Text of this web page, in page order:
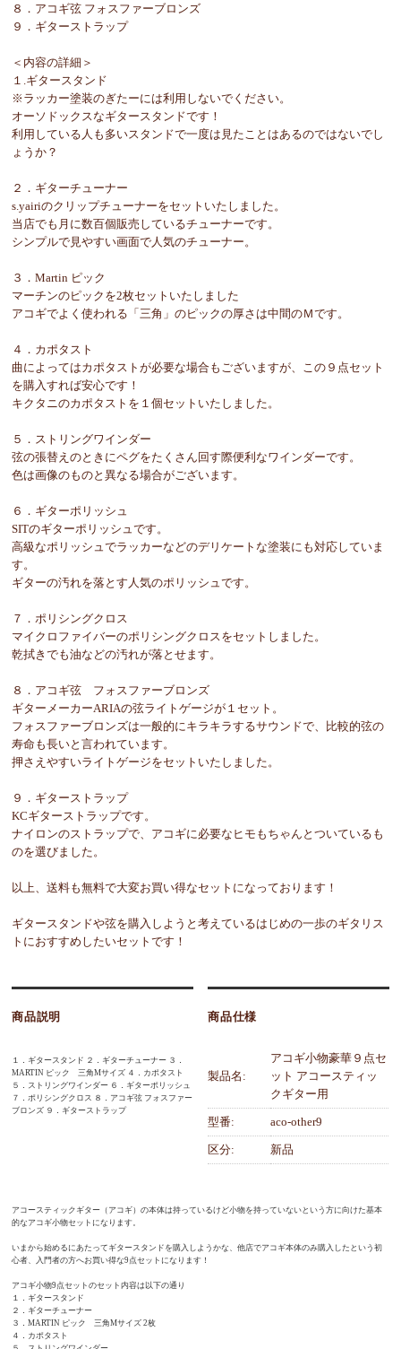
８．アコギ弦 フォスファーブロンズ
９．ギターストラップ
＜内容の詳細＞
１.ギタースタンド
※ラッカー塗装のぎたーには利用しないでください。
オーソドックスなギタースタンドです！
利用している人も多いスタンドで一度は見たことはあるのではないでし
ょうか？
２．ギターチューナー
s.yairiのクリップチューナーをセットいたしました。
当店でも月に数百個販売しているチューナーです。
シンプルで見やすい画面で人気のチューナー。
３．Martin ピック
マーチンのピックを2枚セットいたしました
アコギでよく使われる「三角」のピックの厚さは中間のＭです。
４．カポタスト
曲によってはカポタストが必要な場合もございますが、この９点セット
を購入すれば安心です！
キクタニのカポタストを１個セットいたしました。
５．ストリングワインダー
弦の張替えのときにペグをたくさん回す際便利なワインダーです。
色は画像のものと異なる場合がございます。
６．ギターポリッシュ
SITのギターポリッシュです。
高級なポリッシュでラッカーなどのデリケートな塗装にも対応していま
す。
ギターの汚れを落とす人気のポリッシュです。
７．ポリシングクロス
マイクロファイバーのポリシングクロスをセットしました。
乾拭きでも油などの汚れが落とせます。
８．アコギ弦 フォスファーブロンズ
ギターメーカーARIAの弦ライトゲージが１セット。
フォスファーブロンズは一般的にキラキラするサウンドで、比較的弦の
寿命も長いと言われています。
押さえやすいライトゲージをセットいたしました。
９．ギターストラップ
KCギターストラップです。
ナイロンのストラップで、アコギに必要なヒモもちゃんとついているも
のを選びました。
以上、送料も無料で大変お買い得なセットになっております！
ギタースタンドや弦を購入しようと考えているはじめの一歩のギタリス
トにおすすめしたいセットです！
商品説明
１．ギタースタンド ２．ギターチューナー ３．
MARTIN ピック 三角Mサイズ ４．カポタスト
５．ストリングワインダー ６．ギターポリッシュ
７．ポリシングクロス ８．アコギ弦 フォスファー
ブロンズ ９．ギターストラップ
商品仕様
製品名:
アコギ小物豪華９点セ
ット アコースティッ
クギター用
型番: aco-other9
区分: 新品
アコースティックギター（アコギ）の本体は持っているけど小物を持っていないという方に向けた基本
的なアコギ小物セットになります。
いまから始めるにあたってギタースタンドを購入しようかな、他店でアコギ本体のみ購入したという初
心者、入門者の方へお買い得な9点セットになります！
アコギ小物9点セットのセット内容は以下の通り
１．ギタースタンド
２．ギターチューナー
３．MARTIN ピック 三角Mサイズ 2枚
４．カポタスト